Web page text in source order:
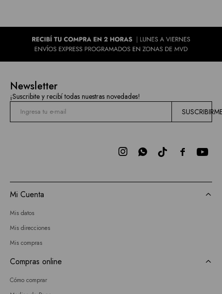
Newsletter
¡Suscribite y recibí todas nuestras novedades!

 
Mi Cuenta
Mis datos
Mis direcciones
Mis compras
Compras online
Cómo comprar